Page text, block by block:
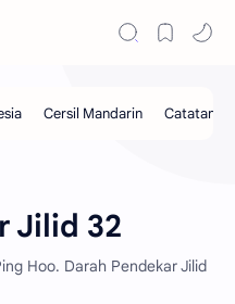
Jilid 32
Hoo. Darah Pendekar Jilid